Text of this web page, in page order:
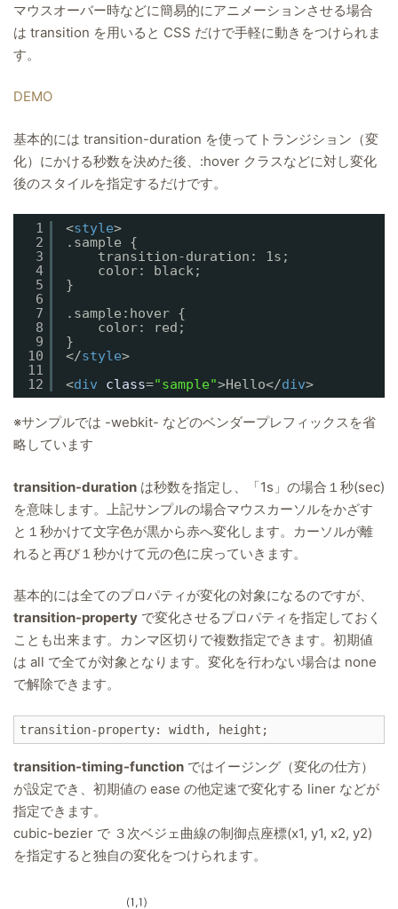
マウスオーバー時などに簡易的にアニメーションさせる場合
は transition を用いると CSS だけで手軽に動きをつけられま
す。
DEMO
基本的には transition-duration を使ってトランジション（変
化）にかける秒数を決めた後、:hover クラスなどに対し変化
後のスタイルを指定するだけです。
1
2
3
4
5
6
7
8
9
10
11
12
<style>
.sample {
transition-duration: 1s;
color: black;
}
.sample:hover {
color: red;
}
</style>
<div class="sample">Hello</div>
※サンプルでは -webkit- などのベンダープレフィックスを省
略しています
transition-duration は秒数を指定し、「1s」の場合１秒(sec)
を意味します。上記サンプルの場合マウスカーソルをかざす
と１秒かけて文字色が黒から赤へ変化します。カーソルが離
れると再び１秒かけて元の色に戻っていきます。
基本的には全てのプロパティが変化の対象になるのですが、
transition-property で変化させるプロパティを指定しておく
ことも出来ます。カンマ区切りで複数指定できます。初期値
は all で全てが対象となります。変化を行わない場合は none
で解除できます。
transition-timing-function ではイージング（変化の仕方）
が設定でき、初期値の ease の他定速で変化する liner などが
指定できます。
cubic-bezier で ３次ベジェ曲線の制御点座標(x1, y1, x2, y2)
を指定すると独自の変化をつけられます。